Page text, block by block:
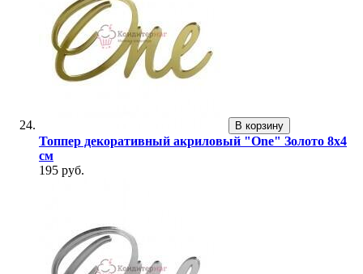
В корзину
Топпер декоративный акриловый "One" Золото 8х4
см
195 руб.